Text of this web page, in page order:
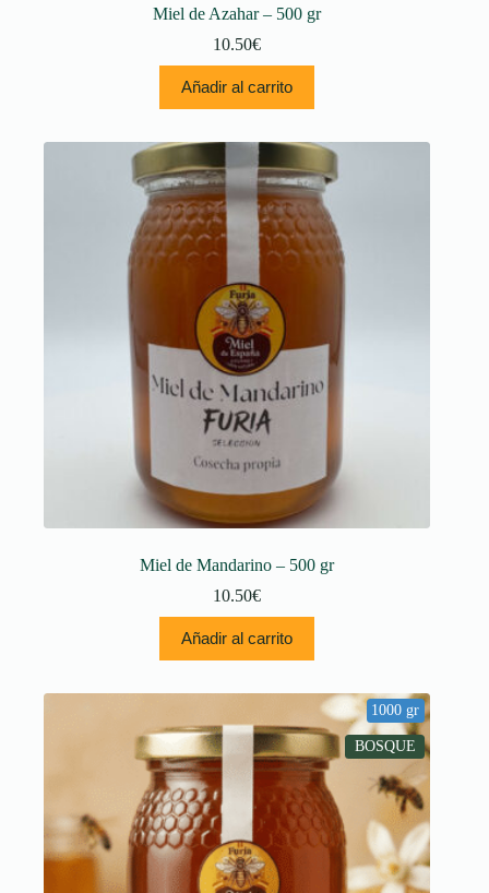
Miel de Azahar – 500 gr
10.50€
Añadir al carrito
Miel de Mandarino – 500 gr
10.50€
Añadir al carrito
1000 gr
BOSQUE